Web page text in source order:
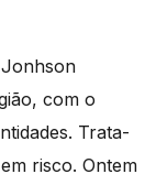
com o
Trata-
risco. Ontem